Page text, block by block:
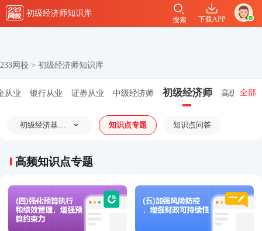
初级经济师知识库
下载APP
搜索
233网校 > 初级经济师知识库
从业 银行从业 证券从业 中级经济师 初级经济师 高级经济师
全部
初级经济基础 知识点专题 知识点问答
高频知识点专题